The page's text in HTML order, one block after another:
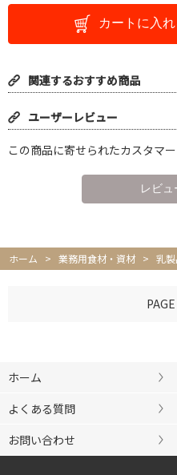
カートに入れ
関連するおすすめ商品
ユーザーレビュー
この商品に寄せられたカスタマ
ホーム > 業務用食材・資材 > 乳
ホーム
よくある質問
お問い合わせ